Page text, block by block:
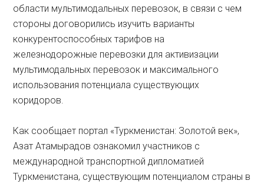
области мультимодальных перевозок, в связи с чем
стороны договорились изучить варианты
конкурентоспособных тарифов на
железнодорожные перевозки для активизации
мультимодальных перевозок и максимального
использования потенциала существующих
коридоров.
Как сообщает портал «Туркменистан: Золотой век»,
Азат Атамырадов ознакомил участников с
международной транспортной дипломатией
Туркменистана, существующим потенциалом страны в